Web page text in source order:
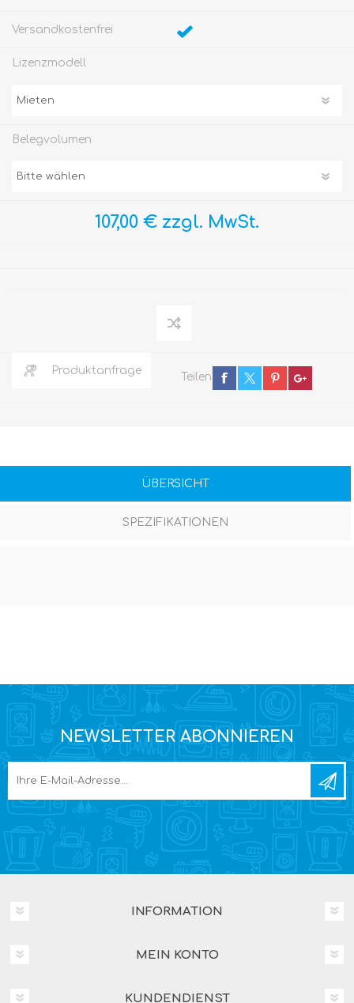
Versandkostenfrei
Lizenzmodell
Belegvolumen
107,00 € zzgl. MwSt.
Produktanfrage
Teilen
ÜBERSICHT
SPEZIFIKATIONEN
NEWSLETTER ABONNIEREN
INFORMATION
MEIN KONTO
KUNDENDIENST